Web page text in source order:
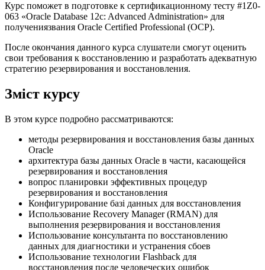
Курс поможет в подготовке к сертификационному тесту #1Z0-
063 «Oracle Database 12c: Advanced Administration» для
получениязвания Oracle Certified Professional (OCP).
После окончания данного курса слушатели смогут оценить
свои требования к восстановлению и разработать адекватную
стратегию резервирования и восстановления.
Зміст курсу
В этом курсе подробно рассматриваются:
методы резервирования и восстановления базы данных
Oracle
архитектура базы данных Oracle в части, касающейся
резервирования и восстановления
вопрос планировки эффективных процедур
резервирования и восстановления
Конфигурирование базі данных для восстановления
Использование Recovery Manager (RMAN) для
выполнения резервирования и восстановления
Использование консультанта по восстановлению
данных для диагностики и устранения сбоев
Использование технологии Flashback для
восстановления после человеческих ошибок